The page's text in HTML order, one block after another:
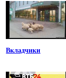
Вкладчики